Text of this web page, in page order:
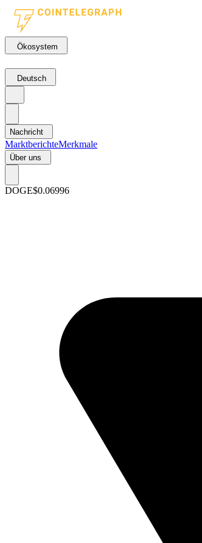
Ökosystem
Deutsch
Nachricht
MarktberichteMerkmale
Über uns
DOGE$0.06996